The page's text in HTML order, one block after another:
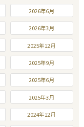
2026年6月
2026年3月
2025年12月
2025年9月
2025年6月
2025年3月
2024年12月